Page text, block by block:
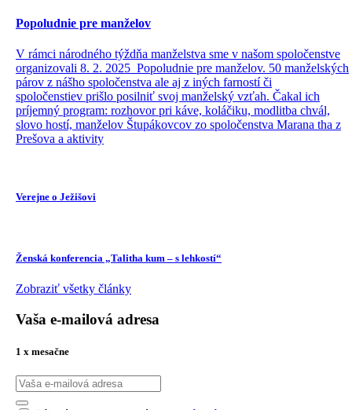
Popoludnie pre manželov
V rámci národného týždňa manželstva sme v našom spoločenstve
organizovali 8. 2. 2025 Popoludnie pre manželov. 50 manželských
párov z nášho spoločenstva ale aj z iných farností či
spoločenstiev prišlo posilniť svoj manželský vzťah. Čakal ich
príjemný program: rozhovor pri káve, koláčiku, modlitba chvál,
slovo hostí, manželov Štupákovcov zo spoločenstva Marana tha z
Prešova a aktivity
Verejne o Ježišovi
Ženská konferencia „Talitha kum – s lehkostí“
Zobraziť všetky články
Vaša e-mailová adresa
1 x mesačne